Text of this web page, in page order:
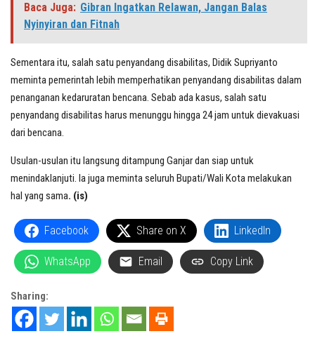
Baca Juga: Gibran Ingatkan Relawan, Jangan Balas
Nyinyiran dan Fitnah
Sementara itu, salah satu penyandang disabilitas, Didik Supriyanto
meminta pemerintah lebih memperhatikan penyandang disabilitas dalam
penanganan kedaruratan bencana. Sebab ada kasus, salah satu
penyandang disabilitas harus menunggu hingga 24 jam untuk dievakuasi
dari bencana.
Usulan-usulan itu langsung ditampung Ganjar dan siap untuk
menindaklanjuti. Ia juga meminta seluruh Bupati/Wali Kota melakukan
hal yang sama. (is)
Facebook Share on X LinkedIn
WhatsApp Email Copy Link
Sharing: